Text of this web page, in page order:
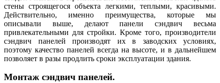
стены строящегося объекта легкими, теплыми, красивыми.
Действительно, именно преимущества, которые мы
описывали выше, делают панели сэндвич весьма
привлекательными для стройки. Кроме того, производители
сэндвич панелей производят их в заводских условиях,
поэтому качество панелей всегда на высоте, и в дальнейшем
позволяет в разы продлить сроки эксплуатации здания.
Монтаж сэндвич панелей.